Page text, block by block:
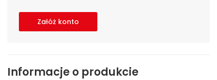
Załóż konto
Informacje o produkcie